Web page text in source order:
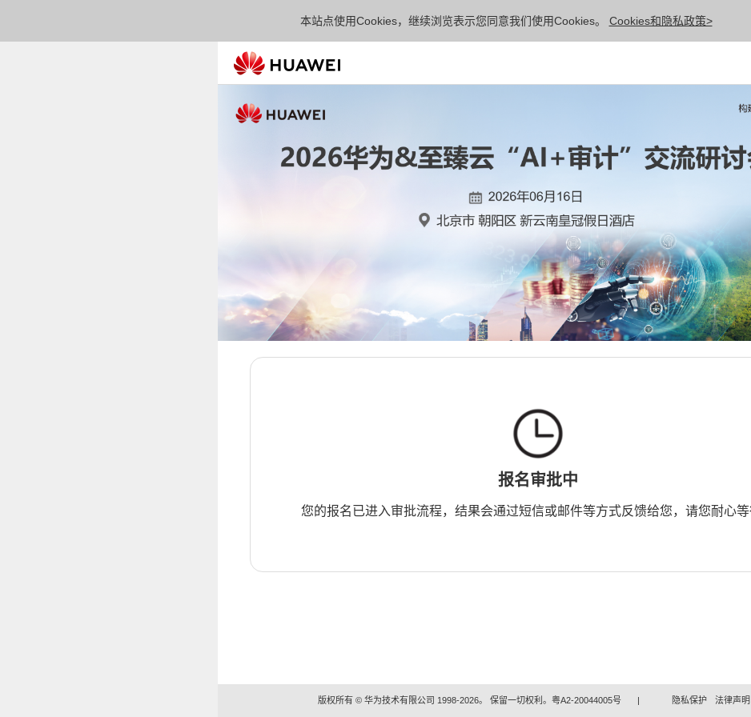
本站点使用Cookies，继续浏览表示您同意我们使用Cookies。 Cookies和隐私政策>
报名审批中
您的报名已进入审批流程，结果会通过短信或邮件等方式反馈给您，请您耐心等
版权所有 © 华为技术有限公司 1998-2026。 保留一切权利。粤A2-20044005号 | 隐私保护 法律声明